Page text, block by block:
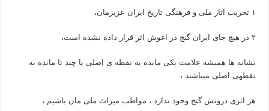
۱ تخریب آثار ملی و فرهنگی تاریخ ایران عزیزمان،
۲ در هیچ جای ایران گنج در اغوش اثر قرار داده نشده است،
نشانه ها همیشه علامت یکی مانده به نقطه ی اصلی یا چند تا مانده به
نقطهی اصلی میباشند ،
هر اثری درونش گنج وجود ندارد ، مواظب میراث ملی مان باشیم ،